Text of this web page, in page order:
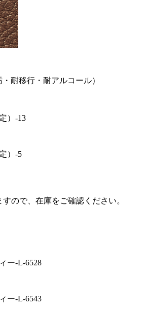
耐移行・耐アルコール）
ので、在庫をご確認ください。